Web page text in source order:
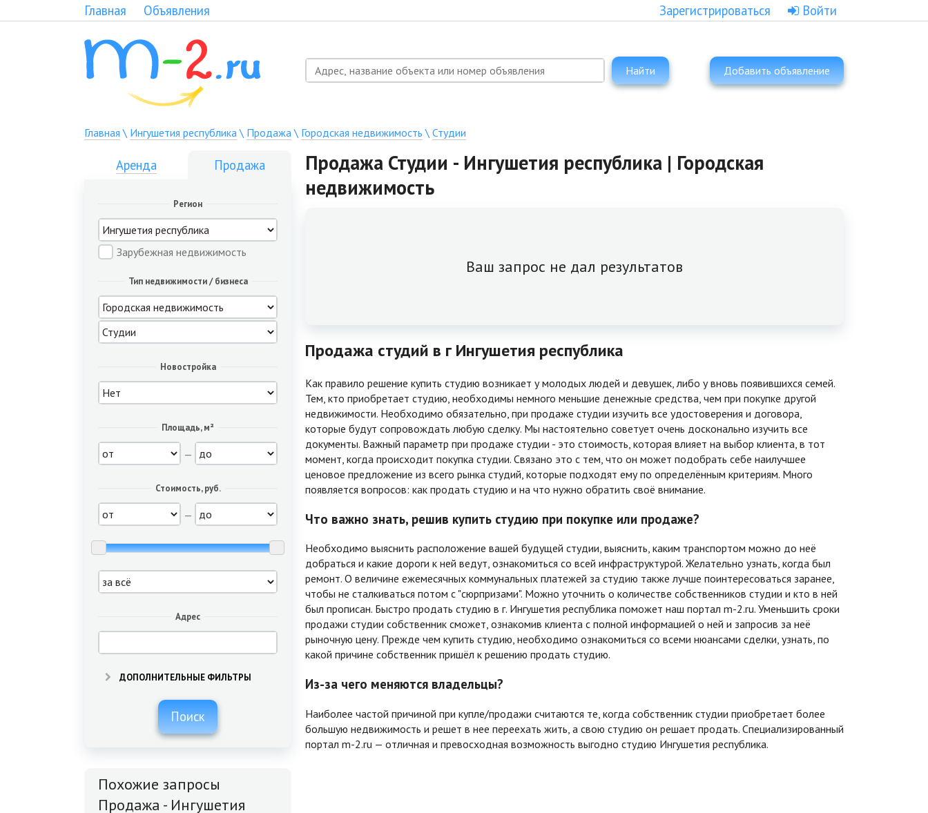
Главная Объявления Зарегистрироваться Войти
Найти Добавить объявление
Главная \ Ингушетия республика\ Продажа\ Городская недвижимость \ Студии
Аренда Продажа
Регион
Зарубежная недвижимость
Тип недвижимости / бизнеса
Новостройка
Площадь, м²
—
Стоимость, руб.
—
Адрес
ДОПОЛНИТЕЛЬНЫЕ ФИЛЬТРЫ
Поиск
Похожие запросы
Продажа - Ингушетия
Продажа Студии - Ингушетия республика | Городская
недвижимость
Ваш запрос не дал результатов
Продажа студий в г Ингушетия республика
Как правило решение купить студию возникает у молодых людей и девушек, либо у вновь появившихся семей.
Тем, кто приобретает студию, необходимы немного меньшие денежные средства, чем при покупке другой
недвижимости. Необходимо обязательно, при продаже студии изучить все удостоверения и договора,
которые будут сопровождать любую сделку. Мы настоятельно советует очень досконально изучить все
документы. Важный параметр при продаже студии - это стоимость, которая влияет на выбор клиента, в тот
момент, когда происходит покупка студии. Связано это с тем, что он может подобрать себе наилучшее
ценовое предложение из всего рынка студий, которые подходят ему по определённым критериям. Много
появляется вопросов: как продать студию и на что нужно обратить своё внимание.
Что важно знать, решив купить студию при покупке или продаже?
Необходимо выяснить расположение вашей будущей студии, выяснить, каким транспортом можно до неё
добраться и какие дороги к ней ведут, ознакомиться со всей инфраструктурой. Желательно узнать, когда был
ремонт. О величине ежемесячных коммунальных платежей за студию также лучше поинтересоваться заранее,
чтобы не сталкиваться потом с "сюрпризами". Можно уточнить о количестве собственников студии и кто в ней
был прописан. Быстро продать студию в г. Ингушетия республика поможет наш портал m-2.ru. Уменьшить сроки
продажи студии собственник сможет, ознакомив клиента с полной информацией о ней и запросив за неё
рыночную цену. Прежде чем купить студию, необходимо ознакомиться со всеми нюансами сделки, узнать, по
какой причине собственник пришёл к решению продать студию.
Из-за чего меняются владельцы?
Наиболее частой причиной при купле/продажи считаются те, когда собственник студии приобретает более
большую недвижимость и решет в нее переехать жить, а свою студию он решает продать. Специализированный
портал m-2.ru — отличная и превосходная возможность выгодно студию Ингушетия республика.